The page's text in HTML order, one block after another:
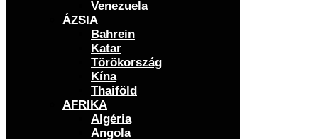
Venezuela
ÁZSIA
Bahrein
Katar
Törökország
Kína
Thaiföld
AFRIKA
Algéria
Angola